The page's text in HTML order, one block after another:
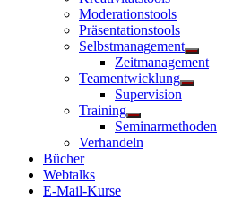
Moderationstools
Präsentationstools
Selbstmanagement
Untermenü
anzeigen
Zeitmanagement
Teamentwicklung
Untermenü
Supervision
Training
Untermenü
anzeigen
Seminarmethoden
Verhandeln
Bücher
Webtalks
E-Mail-Kurse